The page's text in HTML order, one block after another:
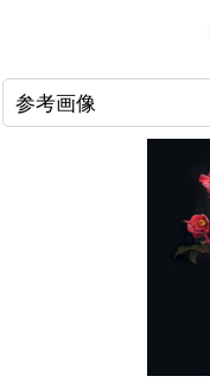
参考画像